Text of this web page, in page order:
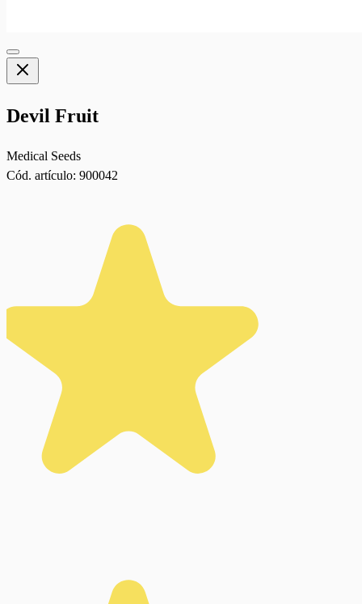
Devil Fruit
Medical Seeds
Cód. artículo: 900042